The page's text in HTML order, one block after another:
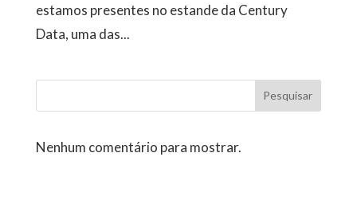
estamos presentes no estande da Century
Data, uma das...
Pesquisar
Nenhum comentário para mostrar.